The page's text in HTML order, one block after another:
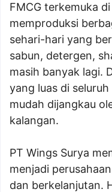
FMCG terkemuka
memproduksi
sehari-hari yang
sabun, detergen,
masih banyak lagi.
yang luas di
mudah dijangkau
kalangan.
PT Wings Surya
menjadi
dan berkelanjutan.